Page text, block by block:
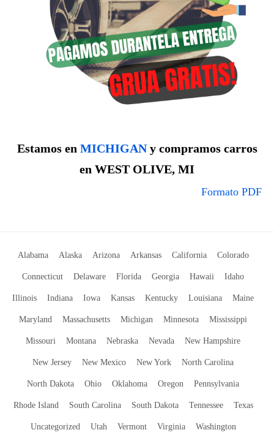
Estamos en MICHIGANy compramos carros
en WEST OLIVE, MI
Formato PDF
Alabama Alaska Arizona Arkansas California Colorado
Connecticut Delaware Florida Georgia Hawaii Idaho
Illinois Indiana Iowa Kansas Kentucky Louisiana Maine
Maryland Massachusetts Michigan Minnesota Mississippi
Missouri Montana Nebraska Nevada New Hampshire
New Jersey New Mexico New York North Carolina
North Dakota Ohio Oklahoma Oregon Pennsylvania
Rhode Island South Carolina South Dakota Tennessee Texas
Uncategorized Utah Vermont Virginia Washington